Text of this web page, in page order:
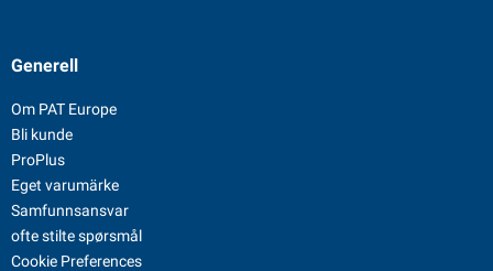
Generell
Om PAT Europe
Bli kunde
ProPlus
Eget varumärke
Samfunnsansvar
ofte stilte spørsmål
Cookie Preferences